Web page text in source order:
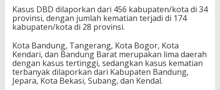
Kasus DBD dilaporkan dari 456 kabupaten/kota di 34
provinsi, dengan jumlah kematian terjadi di 174
kabupaten/kota di 28 provinsi.
Kota Bandung, Tangerang, Kota Bogor, Kota
Kendari, dan Bandung Barat merupakan lima daerah
dengan kasus tertinggi, sedangkan kasus kematian
terbanyak dilaporkan dari Kabupaten Bandung,
Jepara, Kota Bekasi, Subang, dan Kendal.